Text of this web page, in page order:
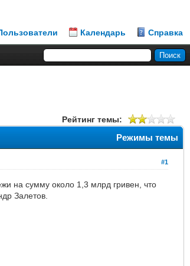
Календарь Справка
Рейтинг темы:
Режимы темы
#1
на сумму около 1,3 млрд гривен, что
Залетов.